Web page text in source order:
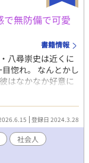
無防備で可愛
書籍情報
八尋崇史は近くに
惚れ。 なんとかし
はなかなか好意に
晒して煽ってく
づいて協力してく
くて……。 可愛い友
ぎて自分が好かれ
ャラブハッピー
密の片想いのはず
話です。 これだ
登録日 2024.3.28
社会人